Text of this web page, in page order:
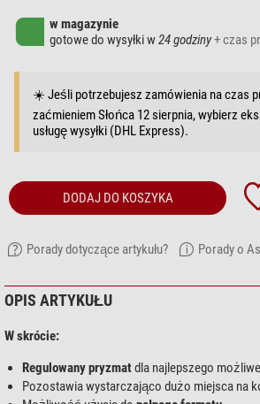
w magazynie
gotowe do wysyłki w24 godziny+ czas
☀️ Jeśli potrzebujesz zamówienia na czas
zaćmieniem Słońca 12 sierpnia, wybierz
usługę wysyłki (DHL Express).
DODAJ DO KOSZYKA
Porady dotyczące artykułu? Porady o
OPIS ARTYKUŁU
W skrócie:
Regulowany pryzmatdla najlepszego
Pozostawia wystarczająco dużo miejsca na